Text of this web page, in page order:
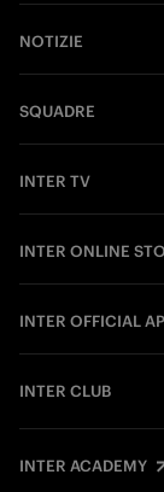
NOTIZIE
SQUADRE
INTER TV
INTER ONLINE
INTER OFFICIAL
INTER CLUB
INTER ACADEMY